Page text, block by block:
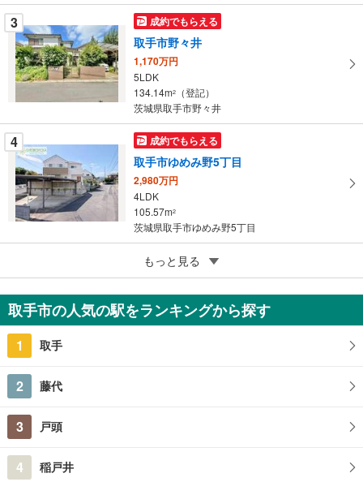
ジ
に
保
存
す
る
3 成約でもらえる
取手市野々井
1,170万円
5LDK
134.14m2
（登記）
茨城県取手市野々井
4 成約でもらえる
取手市ゆめみ野5丁目
2,980万円
4LDK
105.57m2
茨城県取手市ゆめみ野5丁目
成約でもらえる
取手市双葉3丁目
490万円
4DK
もっと見る
取手市の人気の駅をランキングから探す
1 取手
2 藤代
3 戸頭
4 稲戸井